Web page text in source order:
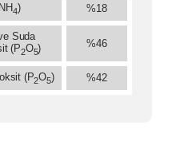
4) %18
Suda
(P2O5) %46
(P2O5) %42